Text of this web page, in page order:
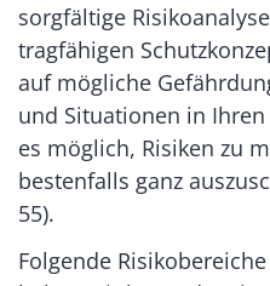
sorgfältige
tragfähigen
auf mögliche
und Situationen in
es möglich, Risiken zu
bestenfalls ganz
55).
Folgende